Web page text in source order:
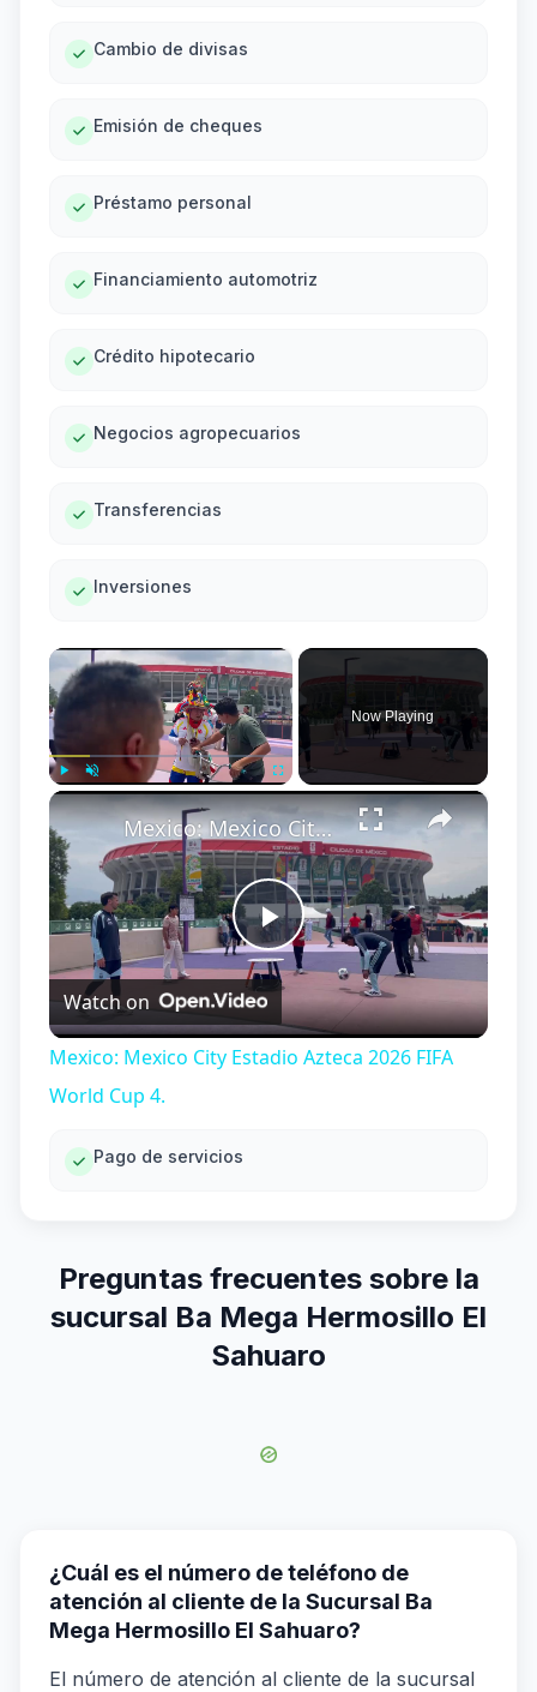
Cambio de divisas
Emisión de cheques
Préstamo personal
Financiamiento automotriz
Crédito hipotecario
Negocios agropecuarios
Transferencias
Inversiones
×
Play Unmute Fullscreen
Now Playing
×
Play
Video
Mexico: Mexico City Estadio Azteca 2026 FIFA World Cup 4.
Watch on
Mexico: Mexico City Estadio Azteca 2026 FIFA
World Cup 4.
Pago de servicios
Preguntas frecuentes sobre la
sucursal Ba Mega Hermosillo El
Sahuaro
¿Cuál es el número de teléfono de
atención al cliente de la Sucursal Ba
Mega Hermosillo El Sahuaro?
El número de atención al cliente de la sucursal